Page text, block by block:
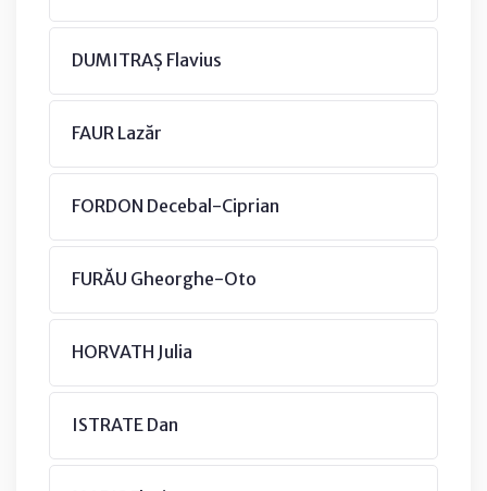
DUMITRAȘ Flavius
FAUR Lazăr
FORDON Decebal-Ciprian
FURĂU Gheorghe-Oto
HORVATH Julia
ISTRATE Dan